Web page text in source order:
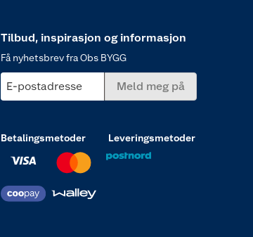
Tilbud, inspirasjon og informasjon
Få nyhetsbrev fra Obs BYGG
E-postadresse Meld meg på
Betalingsmetoder Leveringsmetoder